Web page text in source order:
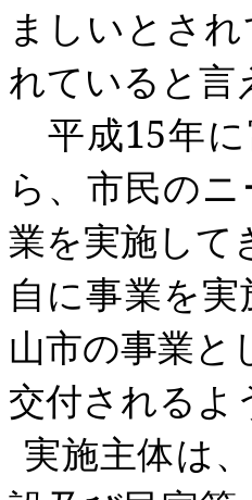
ましいとさ
れていると言
平成15年
ら、市民の
業を実施して
自に事業を
山市の事業と
交付されるよ
実施主体は